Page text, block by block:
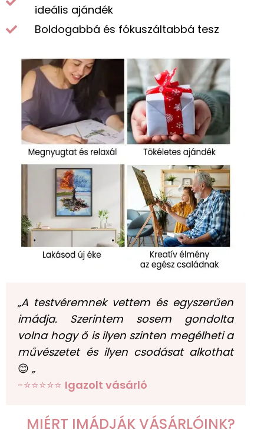
ideális ajándék
Boldogabbá és fókuszáltabbá tesz
„A testvéremnek vettem és egyszerűen
imádja. Szerintem sosem gondolta
volna hogy ő is ilyen szinten megélheti a
művészetet és ilyen csodásat alkothat
😊 „
-⭐⭐⭐⭐⭐ Igazolt vásárló
MIÉRT IMÁDJÁK VÁSÁRLÓINK?